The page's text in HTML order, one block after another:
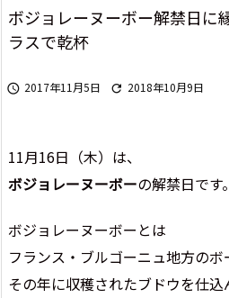
ボジョレーヌーボー解禁日に
ラスで乾杯
 2017年11月5日  2018年10月9日
11月16日（木）は、
ボジョレーヌーボーの解禁日です。
ボジョレーヌーボーとは
フランス・ブルゴーニュ地方のボ
その年に収穫されたブドウを仕